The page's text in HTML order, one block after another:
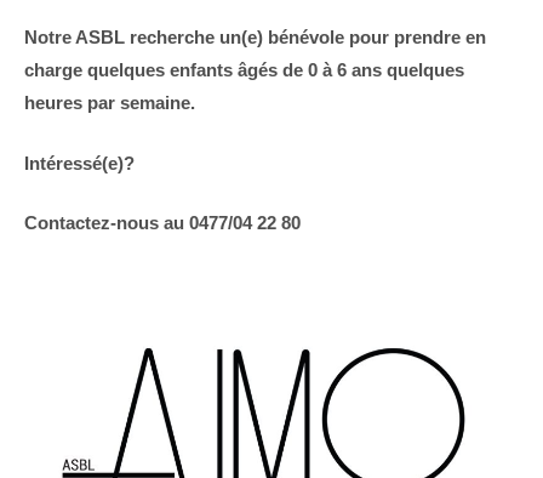
Notre ASBL recherche un(e) bénévole pour prendre en
charge quelques enfants âgés de 0 à 6 ans quelques
heures par semaine.
Intéressé(e)?
Contactez-nous au 0477/04 22 80